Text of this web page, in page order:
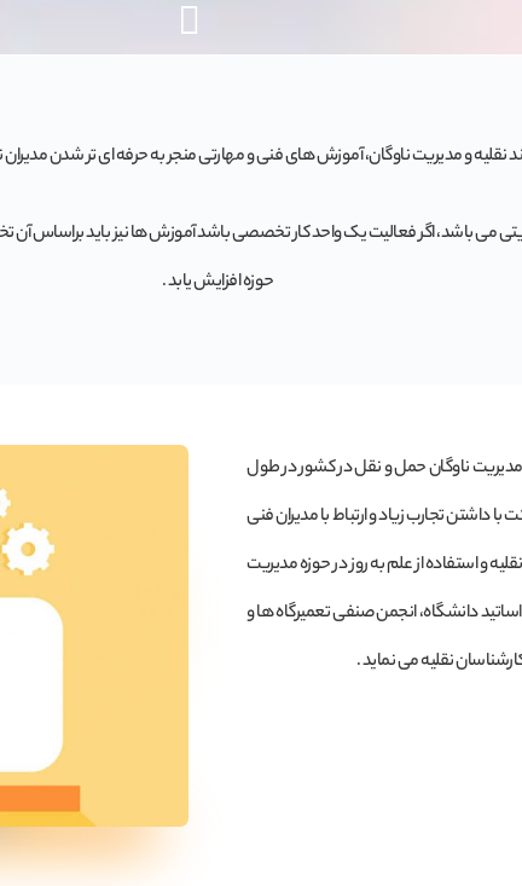
و مدیریت ناوگان، آموزش های فنی و مهارتی منجر به حرفه ای تر شدن مدیران
می باشد، اگر فعالیت یک واحد کار تخصصی باشد آموزش ها نیز باید براساس آن
حوزه افزایش یابد .
مدیریت ناوگان حمل و نقل در کشور در طول
داشتن تجارب زیاد و ارتباط با مدیران فنی
و استفاده از علم به روز در حوزه مدیریت
دانشگاه، انجمن صنفی تعمیرگاه ها و
نقلیه می نماید .